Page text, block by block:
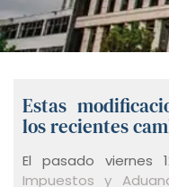
Estas
los recientes
El pasado viernes
Impuestos y